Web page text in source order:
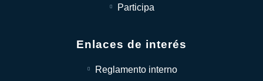
Participa
Enlaces de interés
Reglamento interno